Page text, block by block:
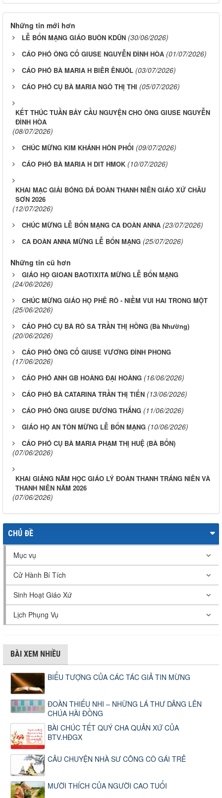
Những tin mới hơn
LỄ BỔN MẠNG GIÁO BUÔN KDŨN (30/06/2026)
CÁO PHÓ ÔNG CỐ GIUSE NGUYỄN ĐÌNH HÒA (01/07/2026)
CÁO PHÓ BÀ MARIA H BIÊR ÊNUÔL (03/07/2026)
CÁO PHÓ CỤ BÀ MARIA NGÔ THỊ THI (05/07/2026)
KẾT THÚC TUẦN BẢY CẦU NGUYỆN CHO ÔNG GIUSE NGUYỄN
ĐÌNH HÒA
(08/07/2026)
CHÚC MỪNG KIM KHÁNH HÔN PHỐI (09/07/2026)
CÁO PHÓ BÀ MARIA H DIT HMOK (10/07/2026)
KHAI MẠC GIẢI BÓNG ĐÁ ĐOÀN THANH NIÊN GIÁO XỨ CHÂU
SƠN 2026
(12/07/2026)
CHÚC MỪNG LỄ BỔN MẠNG CA ĐOÀN ANNA (23/07/2026)
CA ĐOÀN ANNA MỪNG LỄ BỔN MẠNG (25/07/2026)
Những tin cũ hơn
GIÁO HỌ GIOAN BAOTIXITA MỪNG LỄ BỔN MẠNG
(24/06/2026)
CHÚC MỪNG GIÁO HỌ PHÊ RÔ - NIỀM VUI HAI TRONG MỘT
(25/06/2026)
CÁO PHÓ CỤ BÀ RÔ SA TRẦN THỊ HỒNG (Bà Nhường)
(20/06/2026)
CÁO PHÓ ÔNG CỐ GIUSE VƯƠNG ĐÌNH PHONG
(17/06/2026)
CÁO PHÓ ANH GB HOÀNG ĐẠI HOÀNG (16/06/2026)
CÁO PHÓ BÀ CATARINA TRẦN THỊ TIẾN (13/06/2026)
CÁO PHÓ ÔNG GIUSE DƯƠNG THẮNG (11/06/2026)
GIÁO HỌ AN TÔN MỪNG LỄ BỔN MẠNG (10/06/2026)
CÁO PHÓ CỤ BÀ MARIA PHẠM THỊ HUỆ (BÀ BỐN)
(07/06/2026)
KHAI GIẢNG NĂM HỌC GIÁO LÝ ĐOÀN THANH TRÁNG NIÊN VÀ
THANH NIÊN NĂM 2026
(07/06/2026)
CHỦ ĐỀ
Mục vụ
Cử Hành Bí Tích
Sinh Hoạt Giáo Xứ
Lịch Phụng Vụ
BÀI XEM NHIỀU
BIỂU TƯỢNG CỦA CÁC TÁC GIẢ TIN MỪNG
ĐOÀN THIẾU NHI – NHỮNG LÁ THƯ DÂNG LÊN
CHÚA HÀI ĐỒNG
BÀI CHÚC TẾT QUÝ CHA QUẢN XỨ CỦA
BTV.HĐGX
CÂU CHUYỆN NHÀ SƯ CÕNG CÔ GÁI TRẺ
MƯỜI THÍCH CỦA NGƯỜI CAO TUỔI